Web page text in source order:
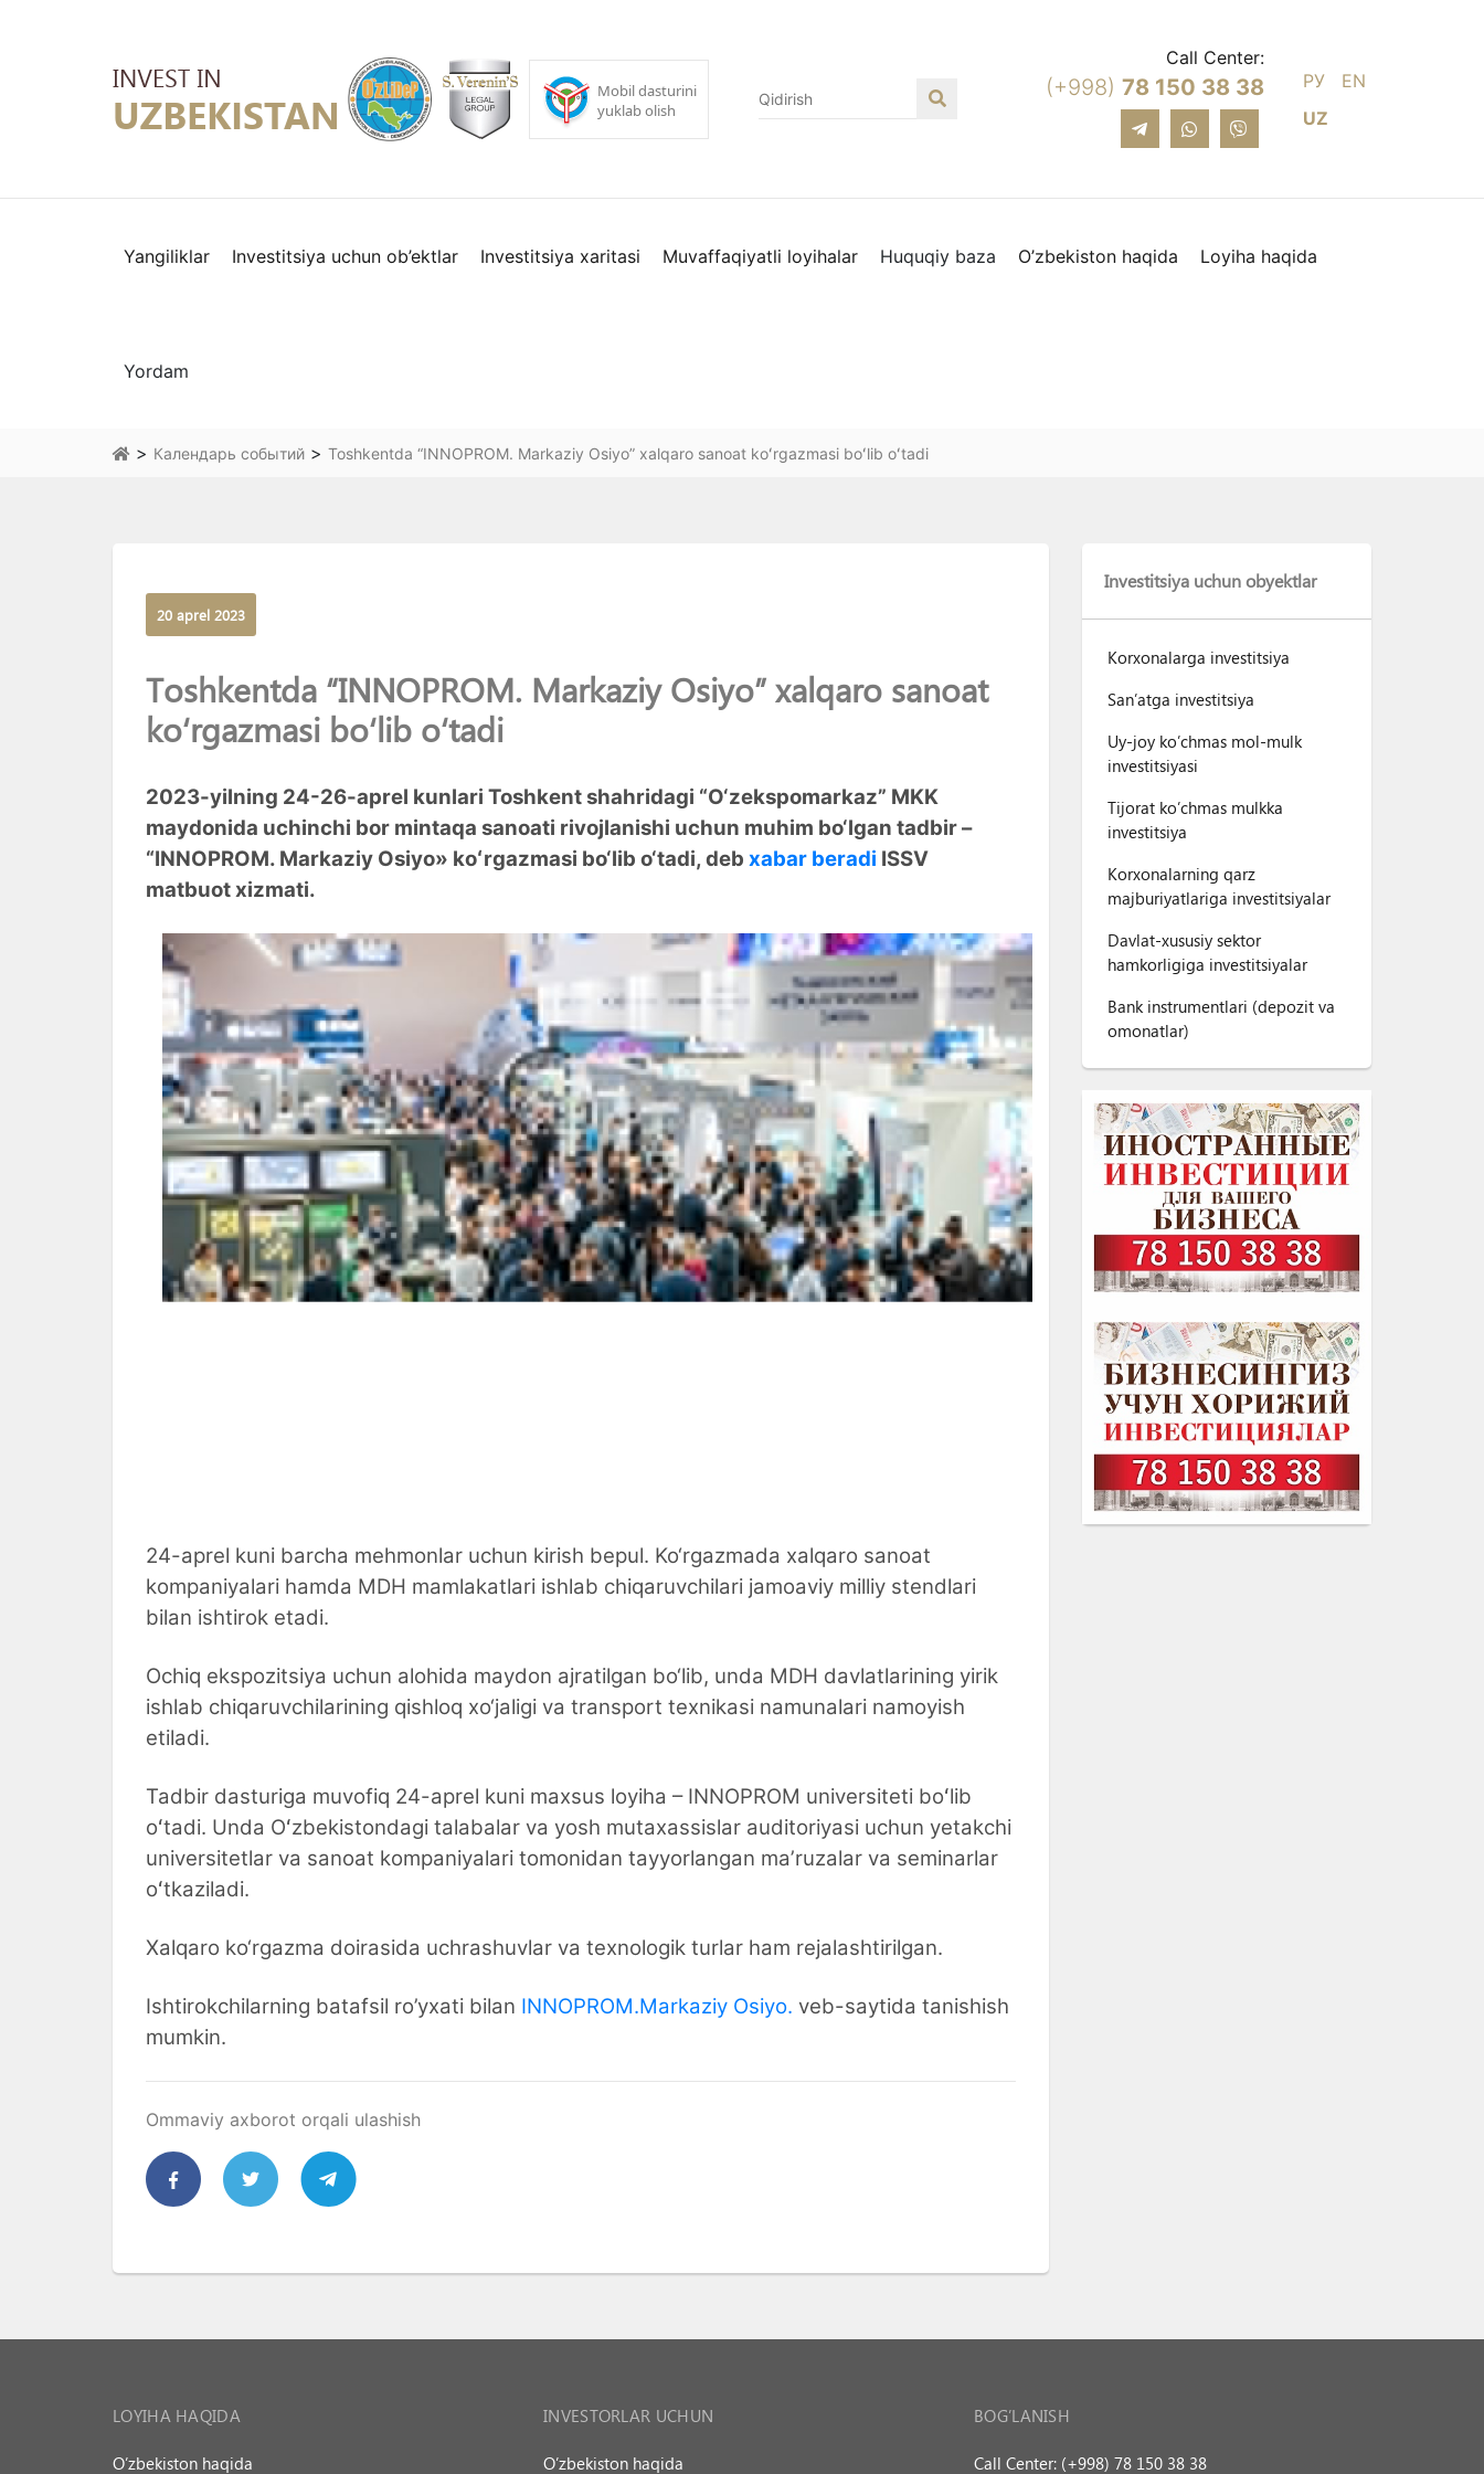
Call Center:
(+998) 78 150 38 38 РУ
EN
UZ
Yangiliklar Investitsiya uchun ob’ektlar Investitsiya xaritasi Muvaffaqiyatli loyihalar Huquqiy baza O’zbekiston haqida Loyiha haqida
Yordam
> Календарь событий > Toshkentda “INNOPROM. Markaziy Osiyo” xalqaro sanoat koʻrgazmasi boʻlib oʻtadi
20 aprel 2023
Toshkentda “INNOPROM. Markaziy Osiyo” xalqaro sanoat
koʻrgazmasi boʻlib oʻtadi
2023-yilning 24-26-aprel kunlari Toshkent shahridagi “O‘zekspomarkaz” MKK
maydonida uchinchi bor mintaqa sanoati rivojlanishi uchun muhim bo‘lgan tadbir –
“INNOPROM. Markaziy Osiyo» koʻrgazmasi bo‘lib o‘tadi, deb xabar beradi ISSV
matbuot xizmati.
24-aprel kuni barcha mehmonlar uchun kirish bepul. Ko‘rgazmada xalqaro sanoat
kompaniyalari hamda MDH mamlakatlari ishlab chiqaruvchilari jamoaviy milliy stendlari
bilan ishtirok etadi.
Ochiq ekspozitsiya uchun alohida maydon ajratilgan bo‘lib, unda MDH davlatlarining yirik
ishlab chiqaruvchilarining qishloq xo‘jaligi va transport texnikasi namunalari namoyish
etiladi.
Tadbir dasturiga muvofiq 24-aprel kuni maxsus loyiha – INNOPROM universiteti boʻlib
oʻtadi. Unda Oʻzbekistondagi talabalar va yosh mutaxassislar auditoriyasi uchun yetakchi
universitetlar va sanoat kompaniyalari tomonidan tayyorlangan maʼruzalar va seminarlar
oʻtkaziladi.
Xalqaro ko‘rgazma doirasida uchrashuvlar va texnologik turlar ham rejalashtirilgan.
Ishtirokchilarning batafsil ro’yxati bilan INNOPROM.Markaziy Osiyo. veb-saytida tanishish
mumkin.
Ommaviy axborot orqali ulashish
Investitsiya uchun obyektlar
Korxonalarga investitsiya
San’atga investitsiya
Uy-joy ko’chmas mol-mulk
investitsiyasi
Tijorat ko’chmas mulkka
investitsiya
Korxonalarning qarz
majburiyatlariga investitsiyalar
Davlat-xususiy sektor
hamkorligiga investitsiyalar
Bank instrumentlari (depozit va
omonatlar)
LOYIHA HAQIDA
O’zbekiston haqida
INVESTORLAR UCHUN
O’zbekiston haqida
BOG’LANISH
Call Center: (+998) 78 150 38 38